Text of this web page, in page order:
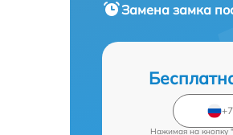
Замена замка
Нажимая на кнопку